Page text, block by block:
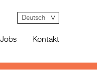
Deutsch
Jobs Kontakt